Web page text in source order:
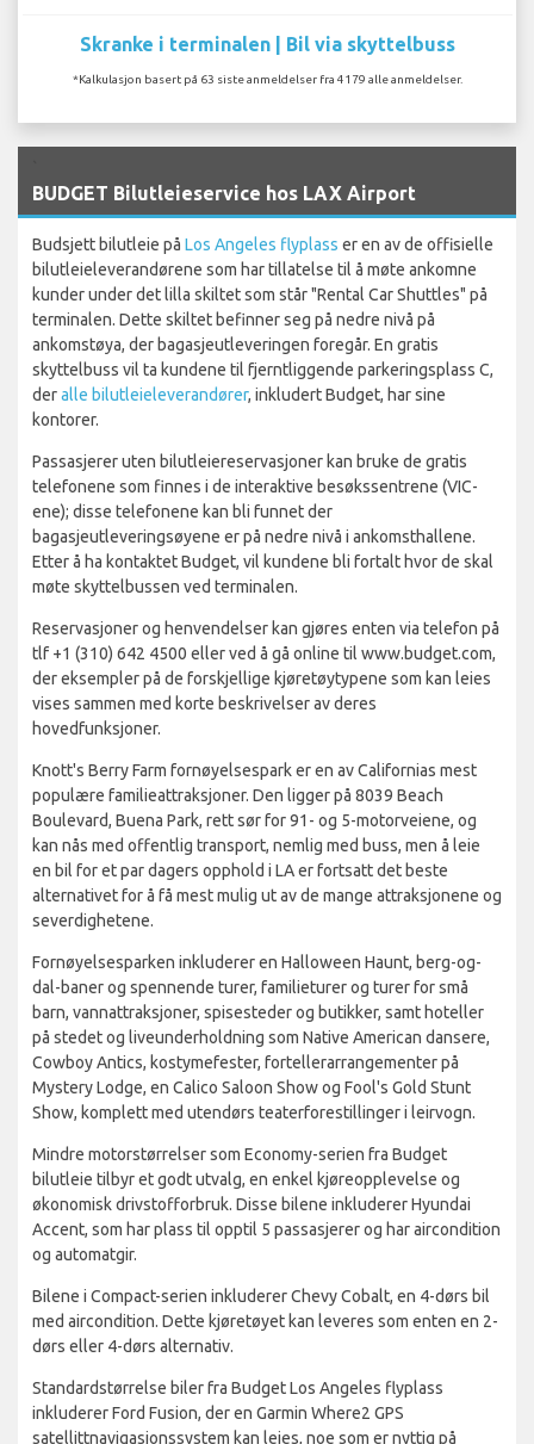
Skranke i terminalen | Bil via skyttelbuss
*Kalkulasjon basert på 63 siste anmeldelser fra 4179 alle anmeldelser.
BUDGET Bilutleieservice hos LAX Airport
Budsjett bilutleie på Los Angeles flyplass er en av de offisielle
bilutleieleverandørene som har tillatelse til å møte ankomne
kunder under det lilla skiltet som står "Rental Car Shuttles" på
terminalen. Dette skiltet befinner seg på nedre nivå på
ankomstøya, der bagasjeutleveringen foregår. En gratis
skyttelbuss vil ta kundene til fjerntliggende parkeringsplass C,
deralle bilutleieleverandører, inkludert Budget, har sine
kontorer.
Passasjerer uten bilutleiereservasjoner kan bruke de gratis
telefonene som finnes i de interaktive besøkssentrene (VIC-
ene); disse telefonene kan bli funnet der
bagasjeutleveringsøyene er på nedre nivå i ankomsthallene.
Etter å ha kontaktet Budget, vil kundene bli fortalt hvor de skal
møte skyttelbussen ved terminalen.
Reservasjoner og henvendelser kan gjøres enten via telefon på
tlf +1 (310) 642 4500 eller ved å gå online til www.budget.com,
der eksempler på de forskjellige kjøretøytypene som kan leies
vises sammen med korte beskrivelser av deres
hovedfunksjoner.
Knott's Berry Farm fornøyelsespark er en av Californias mest
populære familieattraksjoner. Den ligger på 8039 Beach
Boulevard, Buena Park, rett sør for 91- og 5-motorveiene, og
kan nås med offentlig transport, nemlig med buss, men å leie
en bil for et par dagers opphold i LA er fortsatt det beste
alternativet for å få mest mulig ut av de mange attraksjonene og
severdighetene.
Fornøyelsesparken inkluderer en Halloween Haunt, berg-og-
dal-baner og spennende turer, familieturer og turer for små
barn, vannattraksjoner, spisesteder og butikker, samt hoteller
på stedet og liveunderholdning som Native American dansere,
Cowboy Antics, kostymefester, fortellerarrangementer på
Mystery Lodge, en Calico Saloon Show og Fool's Gold Stunt
Show, komplett med utendørs teaterforestillinger i leirvogn.
Mindre motorstørrelser som Economy-serien fra Budget
bilutleie tilbyr et godt utvalg, en enkel kjøreopplevelse og
økonomisk drivstofforbruk. Disse bilene inkluderer Hyundai
Accent, som har plass til opptil 5 passasjerer og har aircondition
og automatgir.
Bilene i Compact-serien inkluderer Chevy Cobalt, en 4-dørs bil
med aircondition. Dette kjøretøyet kan leveres som enten en 2-
dørs eller 4-dørs alternativ.
Standardstørrelse biler fra Budget Los Angeles flyplass
inkluderer Ford Fusion, der en Garmin Where2 GPS
satellittnavigasjonssystem kan leies, noe som er nyttig på